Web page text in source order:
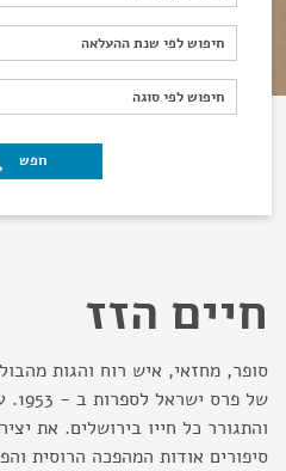
חיפוש לפי שנת ההעלאה
חיפוש לפי שנת ההעלאה
חיפוש לפי סוגה
חיפוש לפי סוגה
חפש
חיים הזז
סופר, מחזאי, איש רוח והגות
והתגורר כל חייו בירושלים. את
סיפורים אודות המהפכה הרוסית